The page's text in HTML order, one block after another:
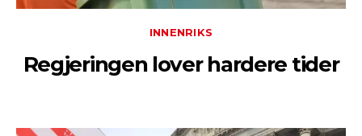
INNENRIKS
Regjeringen lover hardere tider